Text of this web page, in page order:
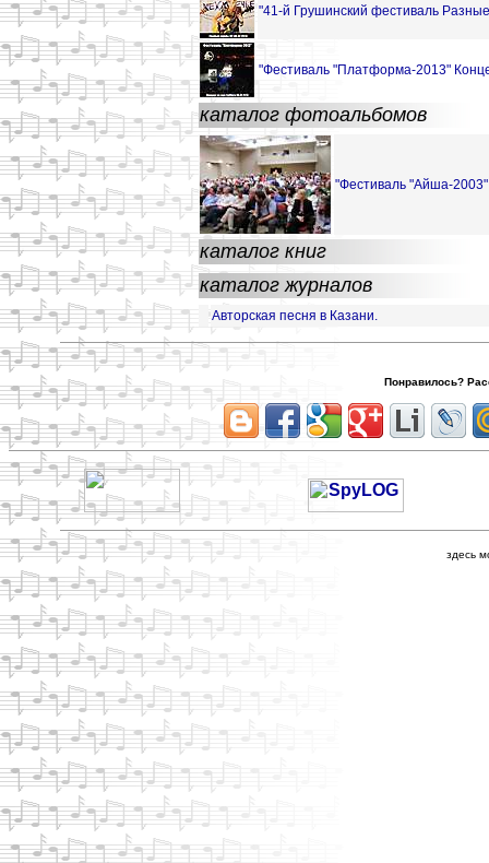
"41-й Грушинский фестиваль
"Фестиваль "Платформа-2013"
каталог фотоальбомов
"Фестиваль "Айша-2003"
каталог книг
каталог журналов
Авторская песня в Казани.
Понравилось?
здесь